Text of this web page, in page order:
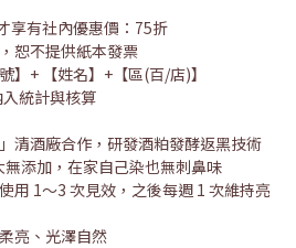
享有社內優惠價：75折
恕不提供紙本發票
】+ 【姓名】+【區(百/店)】
統計與核算
清酒廠合作，研發酒粕發酵返黑技術
添加，在家自己染也無刺鼻味
用 1～3 次見效，之後每週 1 次維持亮
亮、光澤自然